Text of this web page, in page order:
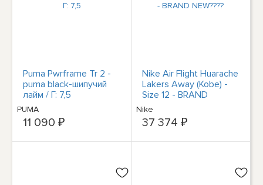
Puma Pwrframe Tr 2 -
puma black-шипучий
лайм / Г: 7,5
PUMA
11 090 ₽
Nike Air Flight Huarache
Lakers Away (Kobe) -
Size 12 - BRAND
NEW????
Nike
37 374 ₽